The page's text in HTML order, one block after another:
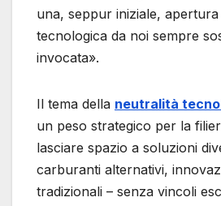
una, seppur iniziale,
tecnologica da noi sempre
invocata».
Il tema della neutralità
un peso strategico per la
lasciare spazio a soluzioni
carburanti alternativi,
tradizionali – senza vincoli